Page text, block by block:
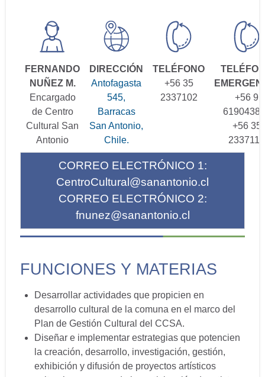
FERNANDO
NUÑEZ M.
Encargado
de Centro
Cultural San
Antonio
DIRECCIÓN
Antofagasta
545,
Barracas
San Antonio,
Chile.
TELÉFONO
+56 35
2337102
+56 9
+56 35
2337117
CORREO ELECTRÓNICO 1:
CentroCultural@sanantonio.cl
CORREO ELECTRÓNICO 2:
fnunez@sanantonio.cl
FUNCIONES Y MATERIAS
Desarrollar actividades que propicien en
desarrollo cultural de la comuna en el marco del
Plan de Gestión Cultural del CCSA.
Diseñar e implementar estrategias que potencien
la creación, desarrollo, investigación, gestión,
exhibición y difusión de proyectos artísticos